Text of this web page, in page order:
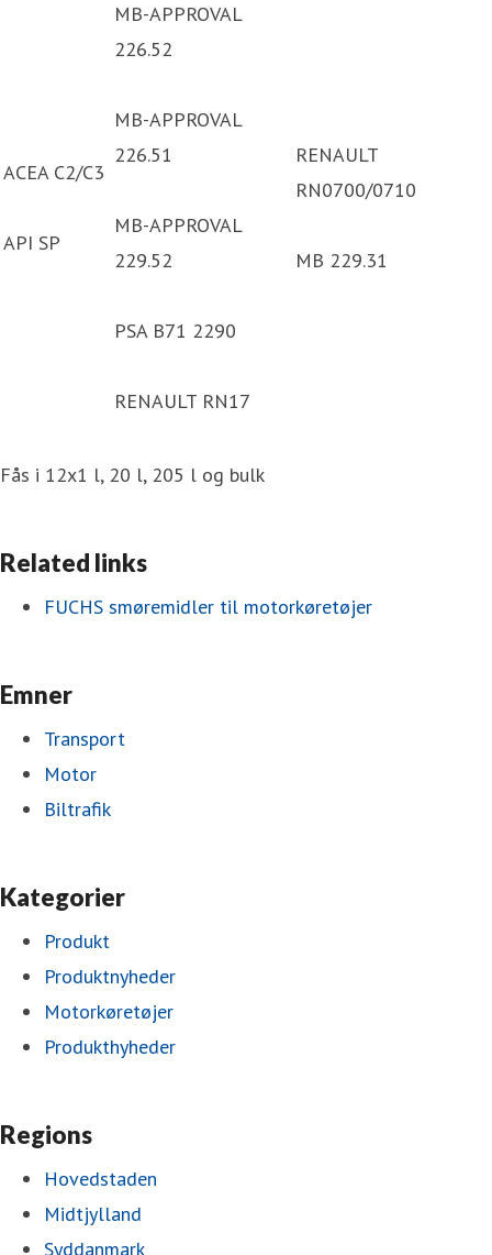
ACEA C2/C3
API SP
MB-APPROVAL
226.52
MB-APPROVAL
226.51
MB-APPROVAL
229.52
PSA B71 2290
RENAULT RN17
RENAULT
RN0700/0710
MB 229.31
Fås i 12x1 l, 20 l, 205 l og bulk
Related links
FUCHS smøremidler til motorkøretøjer
Emner
Transport
Motor
Biltrafik
Kategorier
Produkt
Produktnyheder
Motorkøretøjer
Produkthyheder
Regions
Hovedstaden
Midtjylland
Syddanmark